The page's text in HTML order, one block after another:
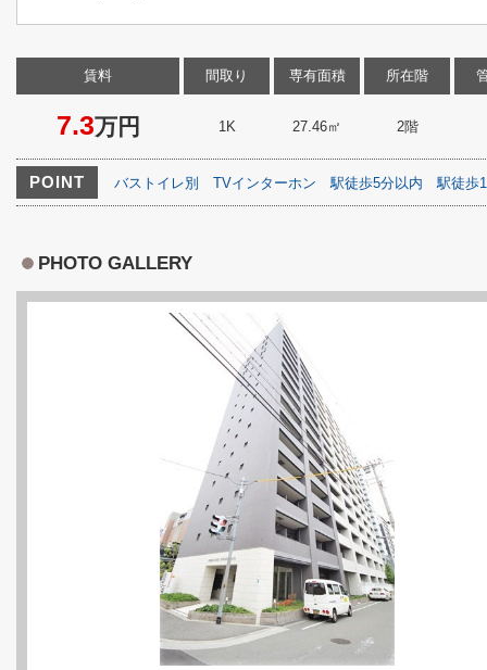
賃料
7.3万円
間取り
1K
専有面積
27.46㎡
所在階
2階
POINT バストイレ別 TVインターホン 駅徒歩5分以内 駅徒歩
PHOTO GALLERY